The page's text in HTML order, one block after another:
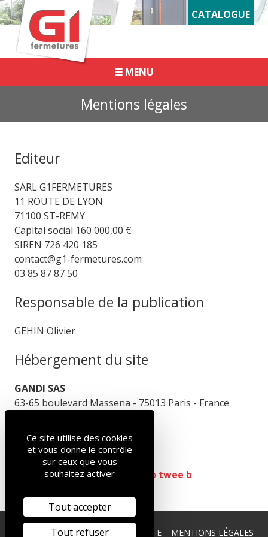
☰ MENU
CATALOGUE
Mentions légales
Editeur
SARL G1FERMETURES
11 ROUTE DE LYON
71100 ST-REMY
Capital social 160 000,00 €
SIREN 726 420 185
contact@g1-fermetures.com
03 85 87 87 50
Responsable de la publication
GEHIN Olivier
Hébergement du site
GANDI SAS
63-65 boulevard Massena - 75013 Paris - France
Crédits
Réalisation du site :agence web twee b
GROUPE ISOL PLAN DU SITE MENTIONS LÉGALES
Panneau de gestion des cookies
Ce site utilise des cookies
et vous donne le contrôle
sur ceux que vous
souhaitez activer
Tout accepter
Tout refuser